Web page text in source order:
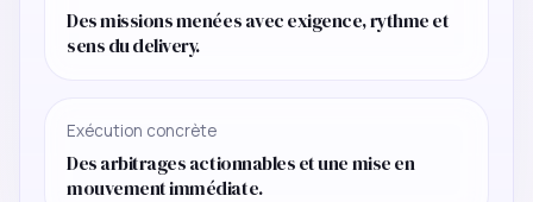
Des missions menées avec exigence, rythme et
sens du delivery.
Exécution concrète
Des arbitrages actionnables et une mise en
mouvement immédiate.